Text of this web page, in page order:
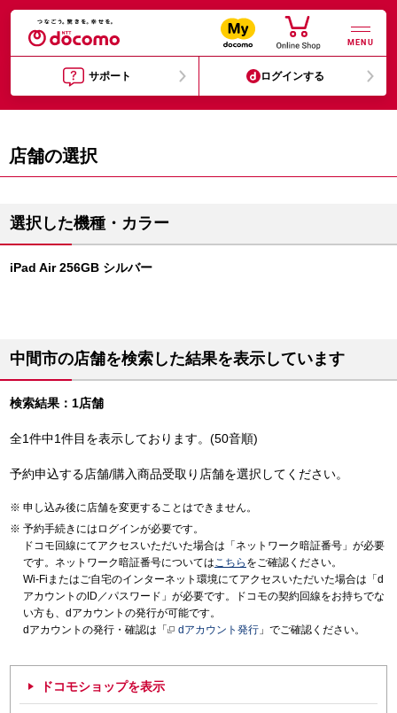
MENU
サポート ログインする
店舗の選択
選択した機種・カラー
iPad Air 256GB シルバー
中間市の店舗を検索した結果を表示しています
検索結果：1店舗
全1件中1件目を表示しております。(50音順)
予約申込する店舗/購入商品受取り店舗を選択してください。
申し込み後に店舗を変更することはできません。
予約手続きにはログインが必要です。
ドコモ回線にてアクセスいただいた場合は「ネットワーク暗証番号」が必要
です。ネットワーク暗証番号についてはこちら をご確認ください。
Wi-Fiまたはご自宅のインターネット環境にてアクセスいただいた場合は「d
アカウントのID／パスワード」が必要です。ドコモの契約回線をお持ちでな
い方も、dアカウントの発行が可能です。
dアカウントの発行・確認は「
dアカウント発行 」でご確認ください。
ドコモショップを表示